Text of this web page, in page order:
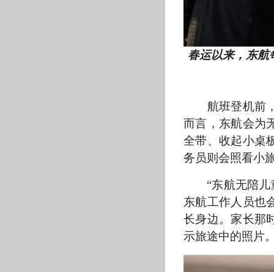
春运以来，东航
航班登机前，
而言，东航会为
全带、收起小桌
务员则会照看
“东航无陪
东航工作人员也
长身边。家长那
示旅途中的照片